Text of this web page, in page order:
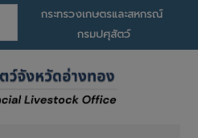
กระทรวงเกษตรและสหกรณ์
กรมปศุสัตว์